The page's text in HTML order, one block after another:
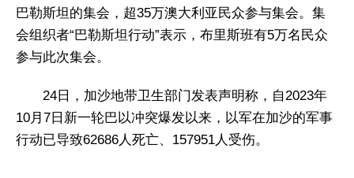
巴勒斯坦的集会，超35万澳大利亚民众参与集会。集
会组织者“巴勒斯坦行动”表示，布里斯班有5万名民众
参与此次集会。
24日，加沙地带卫生部门发表声明称，自2023年
10月7日新一轮巴以冲突爆发以来，以军在加沙的军事
行动已导致62686人死亡、157951人受伤。